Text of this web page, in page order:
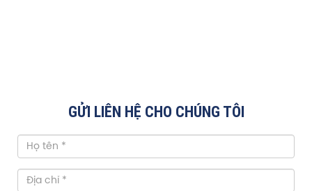
GỬI LIÊN HỆ CHO CHÚNG TÔI